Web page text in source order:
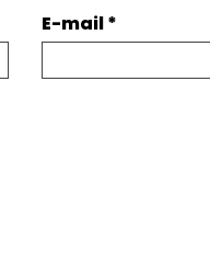
E-mail*